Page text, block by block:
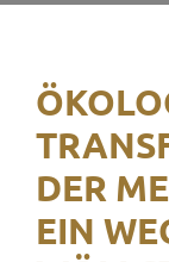
DER
EIN